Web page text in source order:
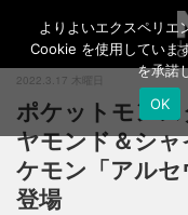
2022.3.17 木曜日
ポケットモン
ヤモンド＆シ
ケモン「アル
登場
よりよいエクスペリエ
Cookie を使用していま
を承諾
OK